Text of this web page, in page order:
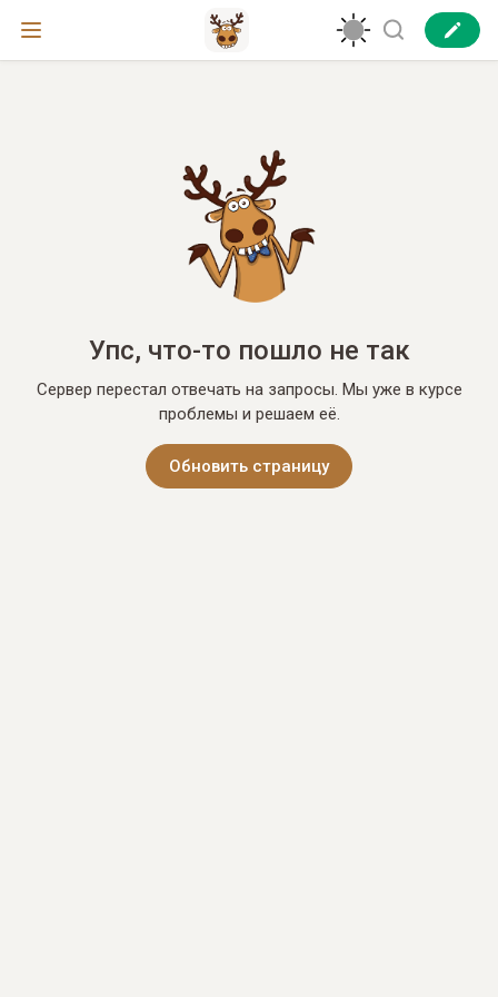
Упс, что-то пошло не так
Сервер перестал отвечать на запросы. Мы уже в курсе
проблемы и решаем её.
Обновить страницу